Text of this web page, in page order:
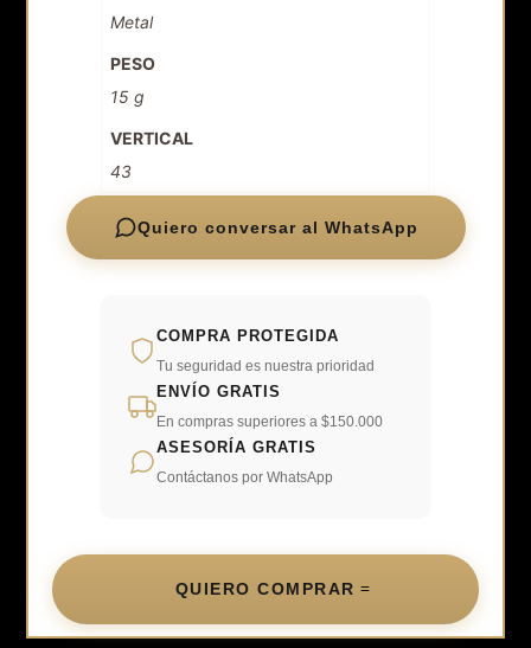
Metal
PESO
15 g
VERTICAL
43
Quiero conversar al WhatsApp
COMPRA PROTEGIDA
Tu seguridad es nuestra prioridad
ENVÍO GRATIS
En compras superiores a $150.000
ASESORÍA GRATIS
Contáctanos por WhatsApp
QUIERO COMPRAR